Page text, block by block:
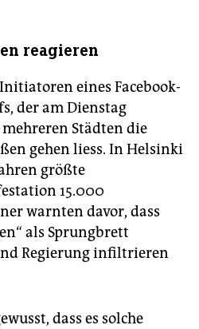
reagieren
eines Facebook-
der am Dienstag
Städten die
gehen liess. In Helsinki
größte
15.000
warnten davor, dass
als Sprungbrett
Regierung infiltrieren
dass es solche